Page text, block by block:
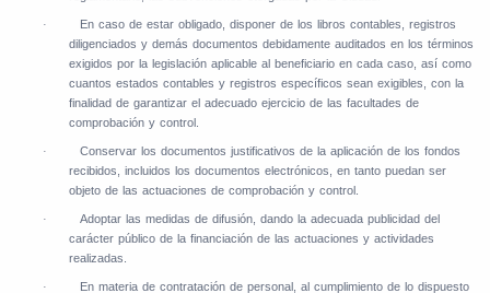
·
En caso de estar obligado, disponer de los libros contables, registros
diligenciados y demás documentos debidamente auditados en los términos
exigidos por la legislación aplicable al beneficiario en cada caso, así como
cuantos estados contables y registros específicos sean exigibles, con la
finalidad de garantizar el adecuado ejercicio de las facultades de
comprobación y control.
·
Conservar los documentos justificativos de la aplicación de los fondos
recibidos, incluidos los documentos electrónicos, en tanto puedan ser
objeto de las actuaciones de comprobación y control.
·
Adoptar las medidas de difusión, dando la adecuada publicidad del
carácter público de la financiación de las actuaciones y actividades
realizadas.
·
En materia de contratación de personal, al cumplimiento de lo dispuesto